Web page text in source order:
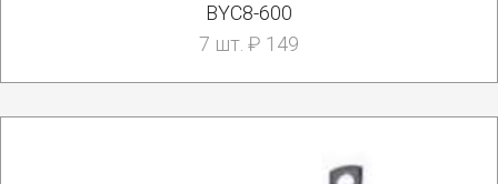
BYC8-600
7 шт. ₽ 149